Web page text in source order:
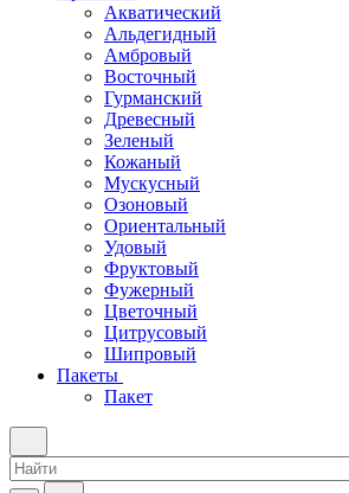
Акватический
Альдегидный
Амбровый
Восточный
Гурманский
Древесный
Зеленый
Кожаный
Мускусный
Озоновый
Ориентальный
Удовый
Фруктовый
Фужерный
Цветочный
Цитрусовый
Шипровый
Пакеты
Пакет